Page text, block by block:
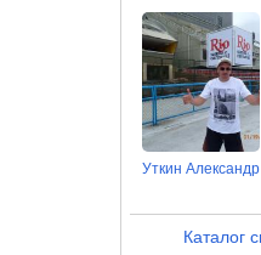
Уткин Александр
Каталог